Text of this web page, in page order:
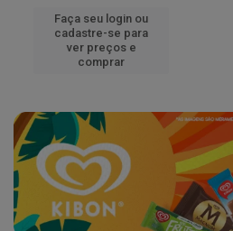
Faça seu login ou
cadastre-se para
ver preços e
comprar